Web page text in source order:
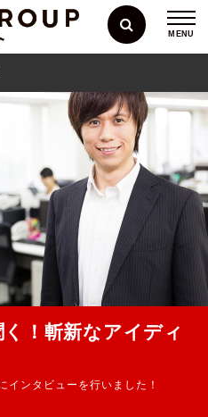
MENU
！斬新なアイディ
インタビューを行いました！